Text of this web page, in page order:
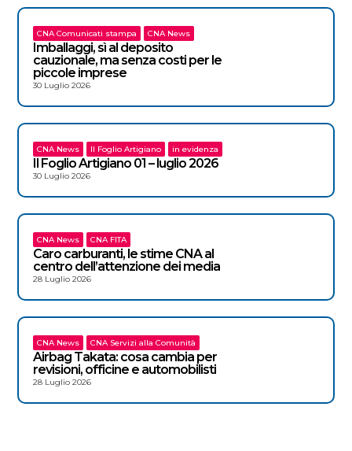
CNA Comunicati stampa CNA News
Imballaggi, sì al deposito
cauzionale, ma senza costi per le
piccole imprese
30 Luglio 2026
CNA News Il Foglio Artigiano in evidenza
Il Foglio Artigiano 01 – luglio 2026
30 Luglio 2026
CNA News CNA FITA
Caro carburanti, le stime CNA al
centro dell’attenzione dei media
28 Luglio 2026
CNA News CNA Servizi alla Comunità
Airbag Takata: cosa cambia per
revisioni, officine e automobilisti
28 Luglio 2026